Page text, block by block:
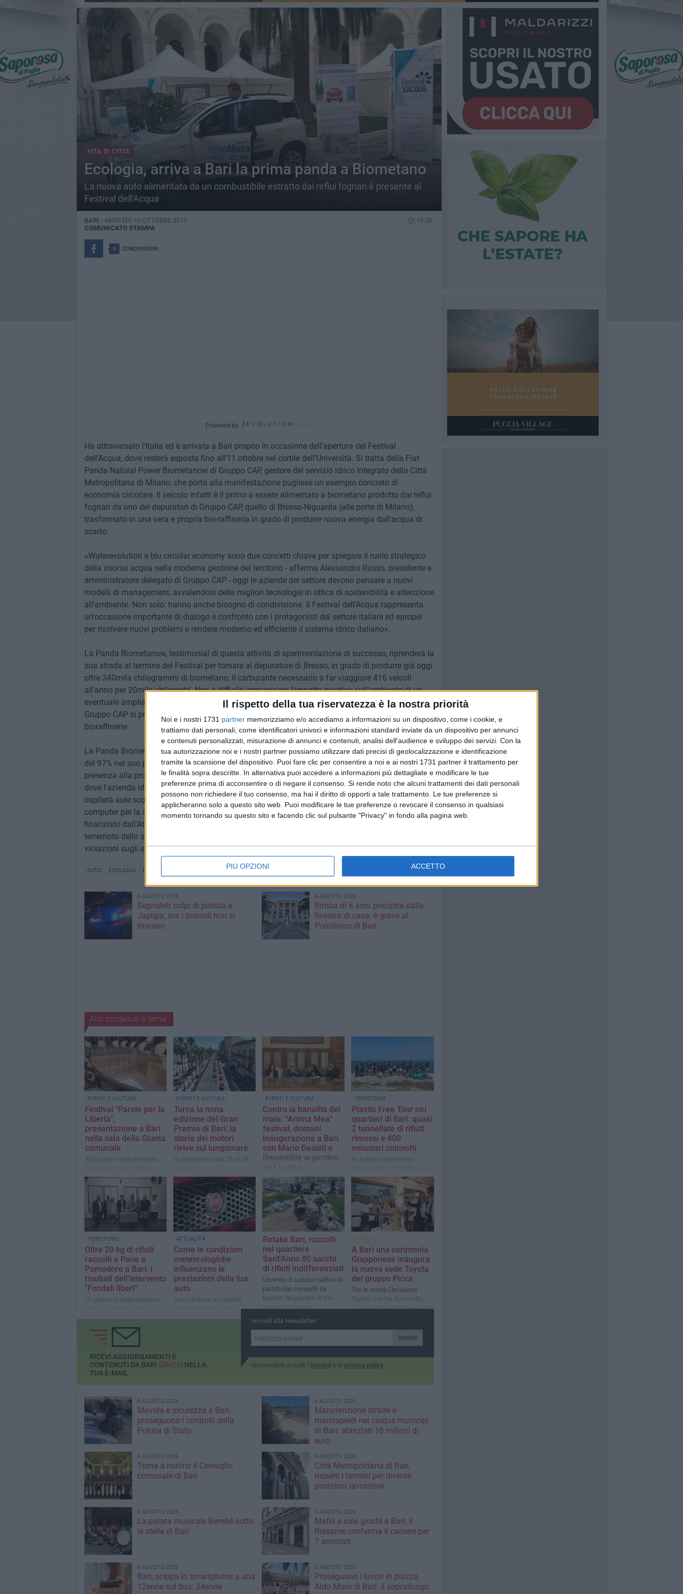
Il rispetto della tua riservatezza è la nostra priorità
Noi e i nostri 1731 partner memorizziamo e/o accediamo a informazioni su un dispositivo, come i cookie, e
trattiamo dati personali, come identificatori univoci e informazioni standard inviate da un dispositivo per annunci
e contenuti personalizzati, misurazione di annunci e contenuti, analisi dell'audience e sviluppo dei servizi. Con la
tua autorizzazione noi e i nostri partner possiamo utilizzare dati precisi di geolocalizzazione e identificazione
tramite la scansione del dispositivo. Puoi fare clic per consentire a noi e ai nostri 1731 partner il trattamento per
le finalità sopra descritte. In alternativa puoi accedere a informazioni più dettagliate e modificare le tue
preferenze prima di acconsentire o di negare il consenso. Si rende noto che alcuni trattamenti dei dati personali
possono non richiedere il tuo consenso, ma hai il diritto di opporti a tale trattamento. Le tue preferenze si
applicheranno solo a questo sito web. Puoi modificare le tue preferenze o revocare il consenso in qualsiasi
momento tornando su questo sito e facendo clic sul pulsante "Privacy" in fondo alla pagina web.
PIÙ OPZIONI ACCETTO
VITA DI CITTÀ
Ecologia, arriva a Bari la prima panda a Biometano
La nuova auto alimentata da un combustibile estratto dai reflui fognari è presente al
Festival dell'Acqua
BARI - MARTEDÌ 10 OTTOBRE 2017
10.58
COMUNICATO STAMPA
8 CONDIVISIONI
Powered by
Ha attraversato l'Italia ed è arrivata a Bari proprio in occasione dell'apertura del Festival
dell'Acqua, dove resterà esposta fino all'11 ottobre nel cortile dell'Università. Si tratta della Fiat
Panda Natural Power Biometanow di Gruppo CAP, gestore del servizio idrico integrato della Città
Metropolitana di Milano, che porta alla manifestazione pugliese un esempio concreto di
economia circolare. Il veicolo infatti è il primo a essere alimentato a biometano prodotto dai reflui
fognari da uno dei depuratori di Gruppo CAP, quello di Bresso-Niguarda (alle porte di Milano),
trasformato in una vera e propria bio-raffineria in grado di produrre nuova energia dall'acqua di
scarto.
«Waterevolution e blu circolar economy sono due concetti chiave per spiegare il ruolo strategico
della risorsa acqua nella moderna gestione del territorio - afferma Alessandro Russo, presidente e
amministratore delegato di Gruppo CAP - oggi le aziende del settore devono pensare a nuovi
modelli di management, avvalendosi delle migliori tecnologie in ottica di sostenibilità e attenzione
all'ambiente. Non solo: hanno anche bisogno di condivisione. Il Festival dell'Acqua rappresenta
un'occasione importante di dialogo e confronto con i protagonisti del settore italiani ed europei
per risolvere nuovi problemi e rendere moderno ed efficiente il sistema idrico italiano».
La Panda Biometanow, testimonial di questa attività di sperimentazione di successo, riprenderà la
sua strada al termine del Festival per tornare al depuratore di Bresso, in grado di produrre già oggi
oltre 340mila chilogrammi di biometano, il carburante necessario a far viaggiare 416 veicoli
all'anno per 20mila chilometri. Non è difficile immaginare l'impatto positivo sull'ambiente di un
eventuale ampliamento di questo processo agli impianti di depurazione su scala nazionale.
Gruppo CAP si predispone infatti a trasformare i suoi principali depuratori, 61, in altrettante
bioraffinerie.
La Panda Biometanow, alimentata a biometano, combustibile green in grado di abbattere la CO2
del 97% nel suo percorso lungo l'Italia ha fatto una prima tappa a Rimini, per annunciare la
presenza alla prossima edizione di Ecomondo (novembre 2017), e una seconda fermata a Cascia,
dove l'azienda idrica ha avviato la realizzazione di una struttura antisismica polivalente che
ospiterà aule scolastiche e uffici pubblici oggi inagibili. Sabato 7 ottobre sono stati consegnati 3
computer per la scuola, in vista dell'inizio dei lavori in programma a novembre. Il progetto,
finanziato dall'Ato Città metropolitana di Milano intende destinare alle popolazioni colpite dal
terremoto dello scorso anno gli introiti delle sanzioni per un valore di 200mila euro per le
violazioni sugli scarichi fognari, e ha affidato la progettazione a Gruppo CAP.
AUTO ECOLOGIA FESTIVAL
6 AGOSTO 2026
Segnalati colpi di pistola a
Japigia, ma i bossoli non si
trovano
6 AGOSTO 2026
Bimba di 6 anni precipita dalla
finestra di casa: è grave al
Policlinico di Bari
Altri contenuti a tema
EVENTI E CULTURA
Festival "Parole per la
Libertà",
presentazione a Bari
nella sala della Giunta
comunale
All'incontro sarà presente
Paola Romano
EVENTI E CULTURA
Torna la nona
edizione del Gran
Premio di Bari: la
storia dei motori
rivive sul lungomare
In programma dal 23 al 26
EVENTI E CULTURA
Contro la banalità del
male: “Anima Mea”
festival, domani
inaugurazione a Bari
con Mario Desiati e
l’ensemble argentino
Presentato a Palazzo della
Città, con gli assessori alla
Cultura dei Comuni di Bari,
Sannicandro di Bari e Palo
del Coll
TERRITORIO
Plastic Free Tour nei
quartieri di Bari: quasi
2 tonnellate di rifiuti
rimossi e 400
volontari coinvolti
In autunno nuovo tour
Onlus in collaborazione con
il Comune di Bari
TERRITORIO
Oltre 20 kg di rifiuti
raccolti a Pane e
Pomodoro a Bari: i
risultati dell'intervento
"Fondali liberi"
Un pesce mangia-plastica
waterfront di San Girolamo
ATTUALITÀ
Come le condizioni
meteorologiche
influenzano le
prestazioni della tua
auto
Sono diverse le variabili
possono alterare il
Retake Bari, raccolti
nel quartiere
Sant'Anno 80 sacchi
di rifiuti indifferenziati
L'evento di sabato mattina è
partito dai campetti da
basket dei giardini di Via
Mimmo Conenna
SPECIALE
A Bari una cerimonia
Giapponese inaugura
la nuova sede Toyota
del gruppo Picca
Tra le novità l’Academy
Toyota con Its Cuccovillo,
un nuovo brand ambassador
Iscriviti alla Newsletter
Iscriviti
Iscrivendoti accetti i termini e la privacy policy
RICEVI AGGIORNAMENTI E
CONTENUTI DA BARI GRATISNELLA
TUA E-MAIL
6 AGOSTO 2026
Movida e sicurezza a Bari,
proseguono i controlli della
Polizia di Stato
6 AGOSTO 2026
Manutenzione strade e
marciapiedi nei cinque municipi
di Bari: stanziati 16 milioni di
euro
6 AGOSTO 2026
Torna a riunirsi il Consiglio
comunale di Bari
6 AGOSTO 2026
Città Metropolitana di Bari,
riaperti i termini per diverse
posizioni lavorative
6 AGOSTO 2026
La parata musicale Bembé sotto
le stelle di Bari
5 AGOSTO 2026
Mafia e sale giochi a Bari, il
Riesame conferma il carcere per
7 arrestati
5 AGOSTO 2026
Bari, scippa lo smartphone a una
12enne sul bus: 34enne
5 AGOSTO 2026
Proseguono i lavori in piazza
Aldo Moro di Bari: il sopralluogo